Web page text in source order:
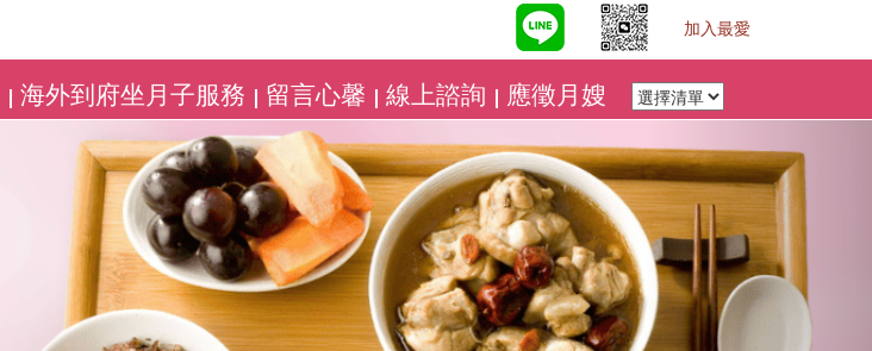
加入最愛
海外到府坐月子服務 留言心馨 線上諮詢 應徵月嫂